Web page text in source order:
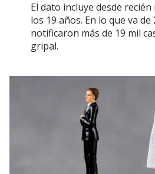
El dato incluye desde
los 19 años. En lo que va de
notificaron más de 19 mil
gripal.